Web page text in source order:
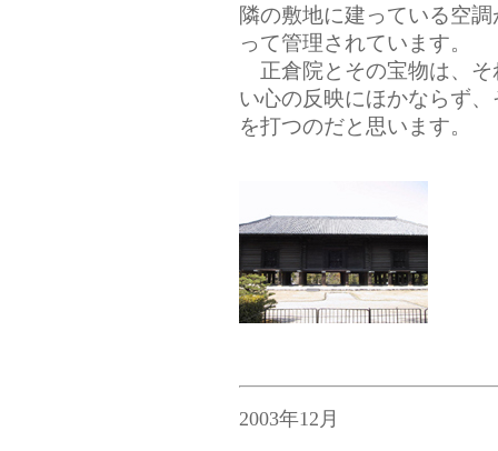
隣の敷地に建っている空
って管理されています。
正倉院とその宝物は、そ
い心の反映にほかならず
を打つのだと思います。
2003年12月